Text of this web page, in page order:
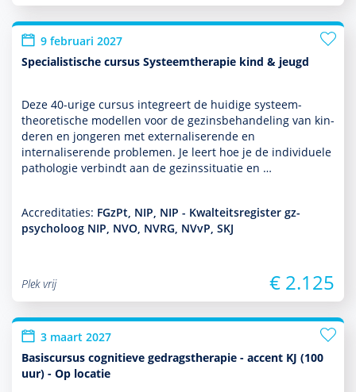
9 februari 2027
Specialistische cursus Systeemtherapie kind & jeugd
Deze 40-urige cursus integreert de huidige systeem­
theore­tische modellen voor de gezinsbehan­del­ing van kin­
de­ren en jongeren met externaliserende en
internaliserende pro­ble­men. Je leert hoe je de indivi­duele
pathologie verbindt aan de gezinssituatie en …
Accreditaties: FGzPt, NIP, NIP - Kwalteitsregister gz-
psycholoog NIP, NVO, NVRG, NVvP, SKJ
Plek vrij € 2.125
3 maart 2027
Basiscursus cognitieve gedragstherapie - accent KJ (100
uur) - Op locatie